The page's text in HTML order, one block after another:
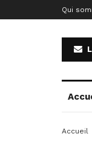
Qui
Accueil